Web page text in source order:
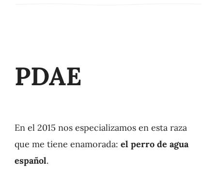
PDAE
En el 2015 nos especializamos en esta raza
que me tiene enamorada: el perro de agua
español.